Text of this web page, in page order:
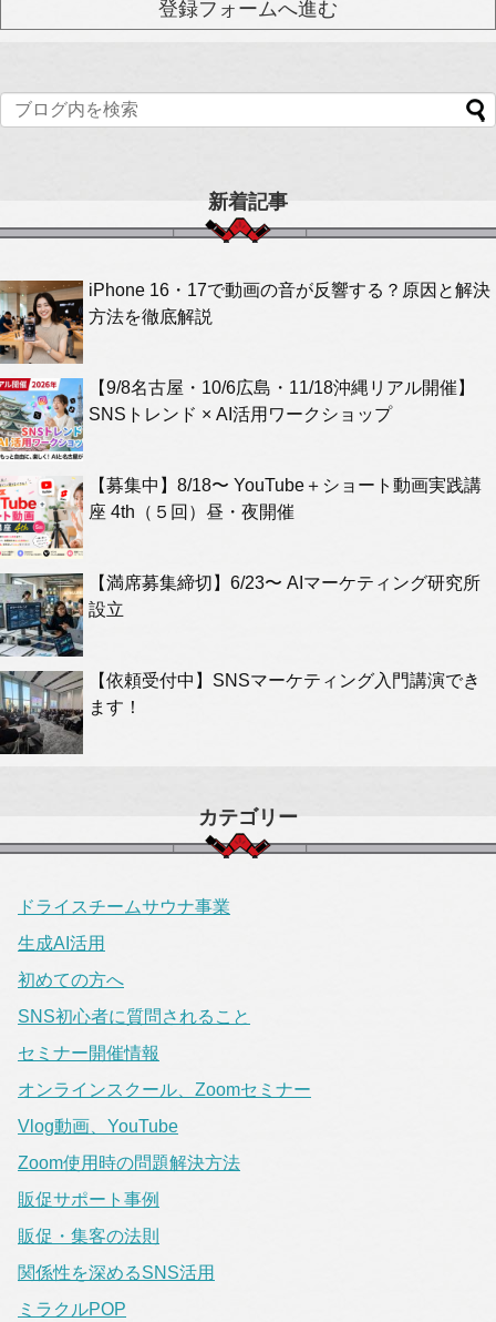
新着記事
iPhone 16・17で動画の音が反響する？原因と解決
方法を徹底解説
【9/8名古屋・10/6広島・11/18沖縄リアル開催】
SNSトレンド × AI活用ワークショップ
【募集中】8/18〜 YouTube＋ショート動画実践講
座 4th（５回）昼・夜開催
【満席募集締切】6/23〜 AIマーケティング研究所
設立
【依頼受付中】SNSマーケティング入門講演でき
ます！
カテゴリー
ドライスチームサウナ事業
生成AI活用
初めての方へ
SNS初心者に質問されること
セミナー開催情報
オンラインスクール、Zoomセミナー
Vlog動画、YouTube
Zoom使用時の問題解決方法
販促サポート事例
販促・集客の法則
関係性を深めるSNS活用
ミラクルPOP